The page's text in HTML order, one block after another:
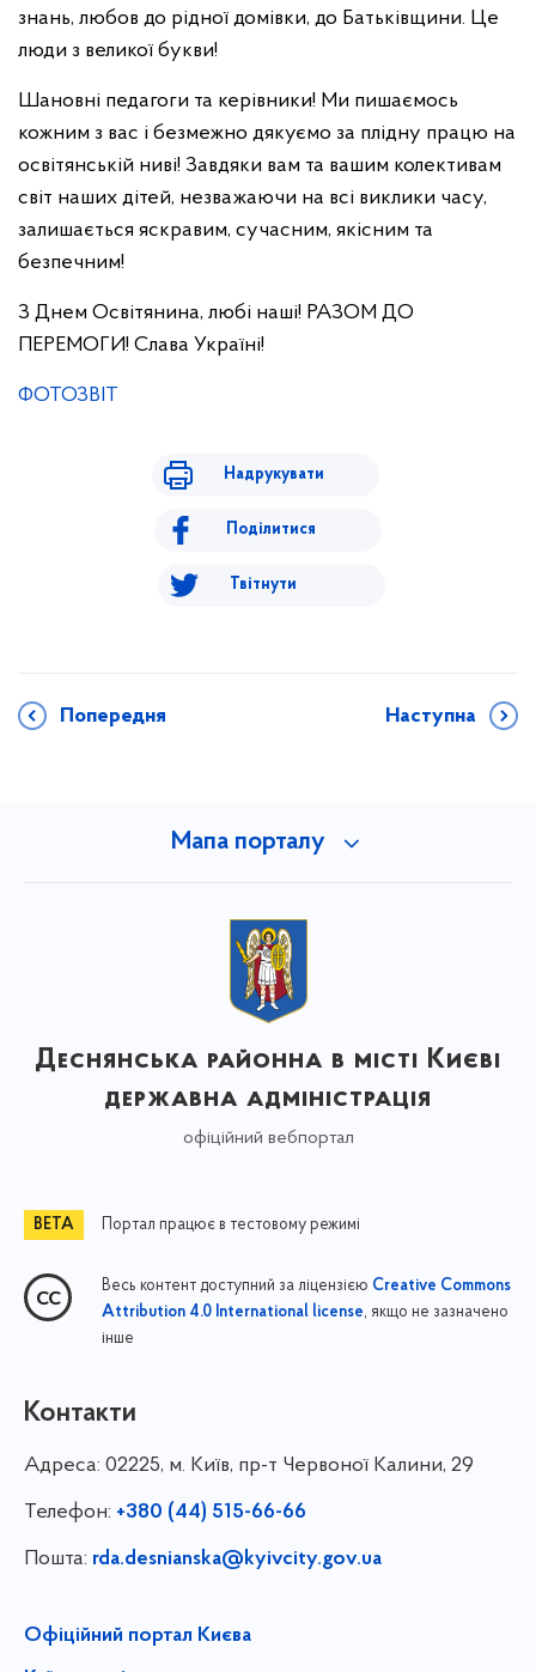
знань, любов до рідної домівки, до Батьківщини. Це
люди з великої букви!
Шановні педагоги та керівники! Ми пишаємось
кожним з вас і безмежно дякуємо за плідну працю на
освітянській ниві! Завдяки вам та вашим колективам
світ наших дітей, незважаючи на всі виклики часу,
залишається яскравим, сучасним, якісним та
безпечним!
З Днем Освітянина, любі наші! РАЗОМ ДО
ПЕРЕМОГИ! Слава Україні!
ФОТОЗВІТ
Надрукувати
Поділитися
Твітнути
Попередня Наступна
Мапа порталу
Деснянська районна в місті Києві
державна адміністрація
офіційний вебпортал
Портал працює в тестовому режимі
Весь контент доступний за ліцензією Creative Commons
Attribution 4.0 International license, якщо не зазначено
інше
Контакти
Адреса: 02225, м. Київ, пр-т Червоної Калини, 29
Телефон: +380 (44) 515-66-66
Пошта: rda.desnianska@kyivcity.gov.ua
Офіційний портал Києва